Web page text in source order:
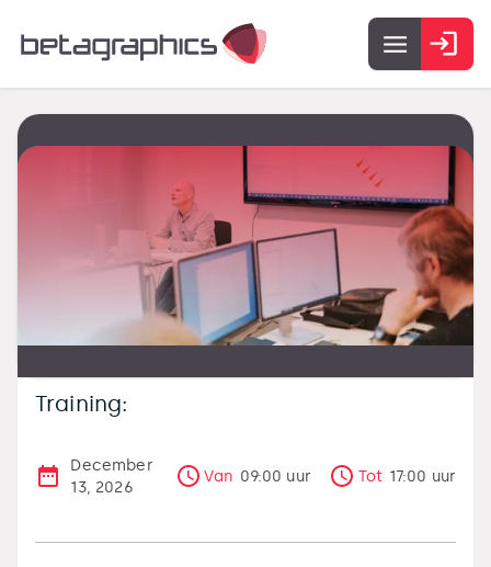
Training:
December
13, 2026
Van 09:00 uur Tot 17:00 uur